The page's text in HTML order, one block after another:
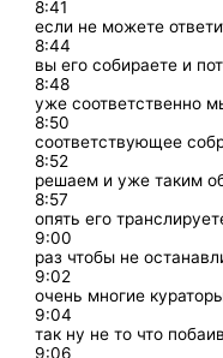
8:41
если не можете
8:44
вы его собираете и
8:48
уже соответственно
8:50
соответствующее
8:52
решаем и уже таким
8:57
опять его
9:00
раз чтобы не
9:02
очень многие
9:04
так ну не то что
9:06